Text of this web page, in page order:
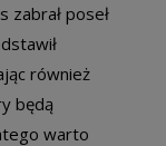
zabrał poseł
również
będą
warto